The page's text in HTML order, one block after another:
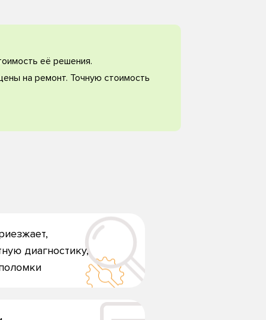
её решения.
на ремонт. Точную стоимость
диагностику,